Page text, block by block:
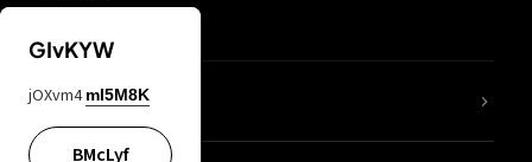
DDcvSo
GIvKYW
jOXvm4 mI5M8K
BMcLyf